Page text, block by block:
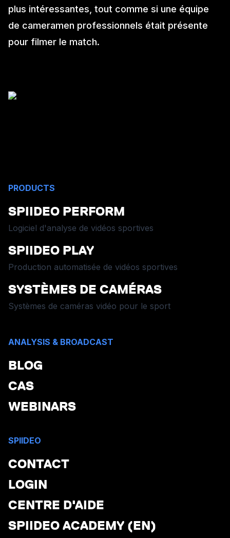
plus intéressantes, tout comme si une équipe
de cameramen professionnels était présente
pour filmer le match.
PRODUCTS
SPIIDEO PERFORM
Logiciel d'analyse de vidéos sportives
SPIIDEO PLAY
Production automatisée de vidéos sportives
SYSTÈMES DE CAMÉRAS
Systèmes de caméras vidéo pour le sport
ANALYSIS & BROADCAST
BLOG
CAS
WEBINARS
SPIIDEO
CONTACT
LOGIN
CENTRE D'AIDE
SPIIDEO ACADEMY (EN)